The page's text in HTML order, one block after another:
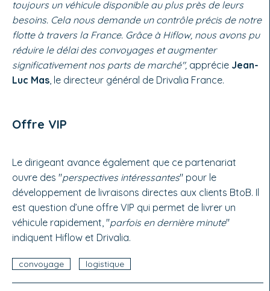
toujours un véhicule disponible au plus près de leurs
besoins. Cela nous demande un contrôle précis de notre
flotte à travers la France. Grâce à Hiflow, nous avons pu
réduire le délai des convoyages et augmenter
significativement nos parts de marché", apprécie Jean-
Luc Mas , le directeur général de Drivalia France.
Offre VIP
Le dirigeant avance également que ce partenariat
ouvre des "perspectives intéressantes" pour le
développement de livraisons directes aux clients BtoB. Il
est question d’une offre VIP qui permet de livrer un
véhicule rapidement, "parfois en dernière minute"
indiquent Hiflow et Drivalia.
convoyage logistique